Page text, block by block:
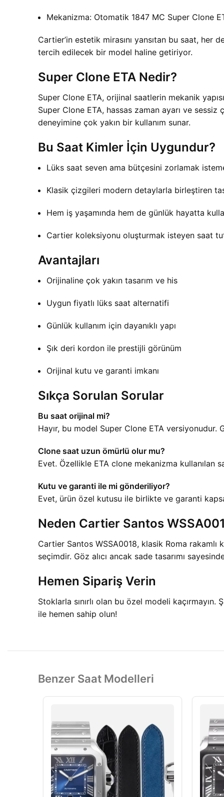
Mekanizma: Otomatik 1847 MC Super Clone
Cartier’in estetik mirasını yansıtan bu saat, her
tercih edilecek bir model haline getiriyor.
Super Clone ETA Nedir?
Super Clone ETA, orijinal saatlerin mekanik
Super Clone ETA, hassas zaman ayarı ve
deneyimine çok yakın bir kullanım sunar.
Bu Saat Kimler İçin Uygundur?
Lüks saat seven ama bütçesini zorlamak
Klasik çizgileri modern detaylarla birleştiren
Hem iş yaşamında hem de günlük hayatta
Cartier koleksiyonu oluşturmak isteyen saat
Avantajları
Orijinaline çok yakın tasarım ve his
Uygun fiyatlı lüks saat alternatifi
Günlük kullanım için dayanıklı yapı
Şık deri kordon ile prestijli görünüm
Orijinal kutu ve garanti imkanı
Sıkça Sorulan Sorular
Bu saat orijinal mi?
Hayır, bu model Super Clone ETA
Clone saat uzun ömürlü olur mu?
Evet. Özellikle ETA clone mekanizma kullanılan
Kutu ve garanti ile mi gönderiliyor?
Evet, ürün özel kutusu ile birlikte ve garanti
Neden Cartier Santos
Cartier Santos WSSA0018, klasik Roma
seçimdir. Göz alıcı ancak sade tasarımı
Hemen Sipariş Verin
Stoklarla sınırlı olan bu özel modeli kaçırmayın.
ile hemen sahip olun!
Benzer Saat Modelleri